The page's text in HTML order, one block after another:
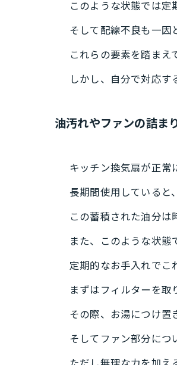
このような状態では定
そして配線不良も一因
これらの要素を踏まえ
しかし、自分で対応
油汚れやファンの詰ま
キッチン換気扇が正常
長期間使用していると
この蓄積された油分
また、このような状態
定期的なお手入れでこ
まずはフィルターを取
その際、お湯につけ置
そしてファン部分につ